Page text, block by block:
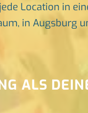
Location in
in Augsburg
ALS